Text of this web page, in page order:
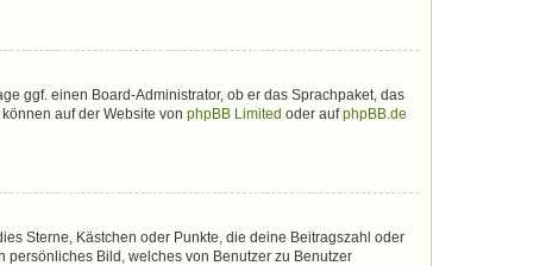
ggf. einen Board-Administrator, ob er das Sprachpaket, das
auf der Website von phpBB Limited oder aufphpBB.de
Sterne, Kästchen oder Punkte, die deine Beitragszahl oder
persönliches Bild, welches von Benutzer zu Benutzer